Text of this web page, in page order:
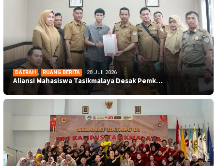
DAERAH , RUANG BERITA 28 Juli 2026
Aliansi Mahasiswa Tasikmalaya Desak Pemk…